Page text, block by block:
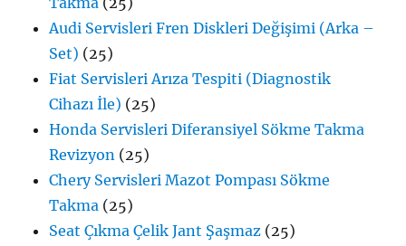
Audi Servisleri Fren Diskleri Değişimi (Arka –
Set) (25)
Fiat Servisleri Arıza Tespiti (Diagnostik
Cihazı İle) (25)
Honda Servisleri Diferansiyel Sökme Takma
Revizyon (25)
Chery Servisleri Mazot Pompası Sökme
Takma (25)
Seat Çıkma Çelik Jant Şaşmaz (25)